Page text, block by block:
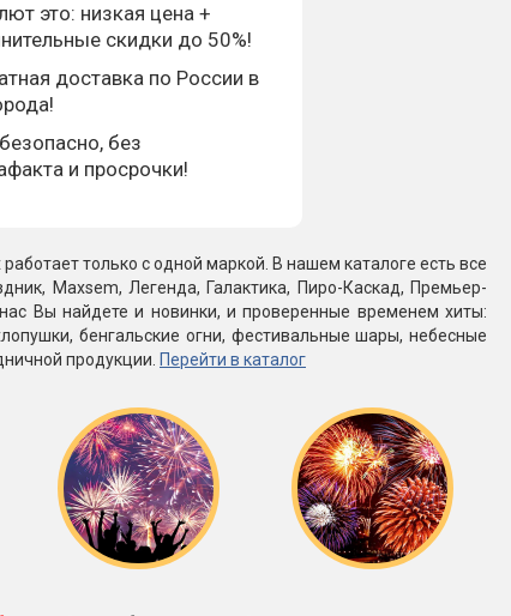
это: низкая цена +
скидки до 50%!
доставка по России в
без
и просрочки!
только с одной маркой. В нашем каталоге есть все
Maxsem, Легенда, Галактика, Пиро-Каскад, Премьер-
Вы найдете и новинки, и проверенные временем хиты:
бенгальские огни, фестивальные шары, небесные
продукции. Перейти в каталог